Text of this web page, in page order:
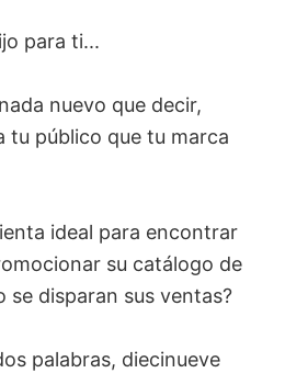
para ti...
nuevo que decir,
tu público que tu marca
ideal para encontrar
su catálogo de
se disparan sus ventas?
palabras, diecinueve